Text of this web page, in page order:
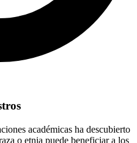
académicas ha descubierto
o etnia puede beneficiar a los